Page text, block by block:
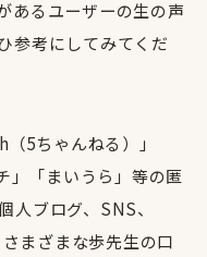
あるユーザーの生の声
参考にしてみてくだ
5ちゃんねる）」
」「まいうら」等の匿
人ブログ、SNS、
まざまな歩先生の口